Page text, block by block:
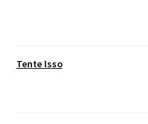
Tente Isso